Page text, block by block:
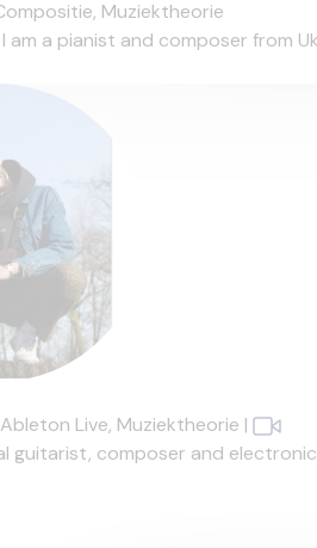
Muziektheorie
I am a pianist and composer from
Ableton Live, Muziektheorie |
guitarist, composer and